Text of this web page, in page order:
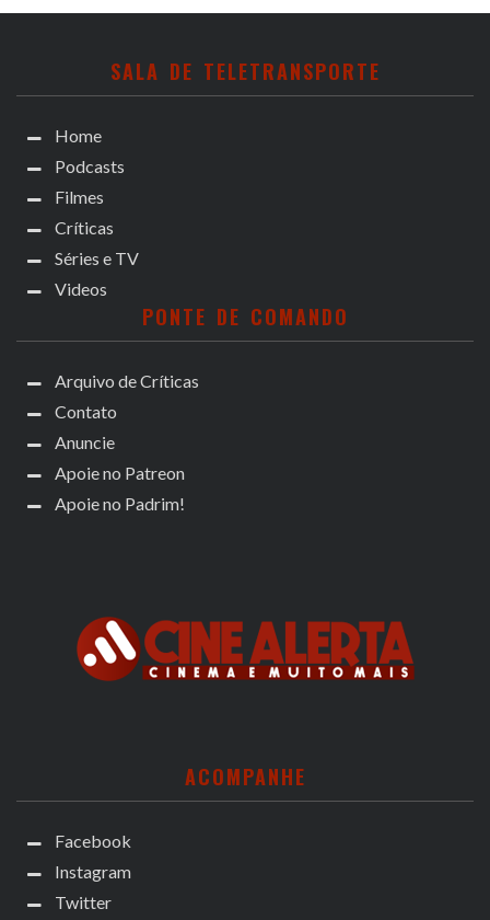
SALA DE TELETRANSPORTE
Home
Podcasts
Filmes
Críticas
Séries e TV
Videos
PONTE DE COMANDO
Arquivo de Críticas
Contato
Anuncie
Apoie no Patreon
Apoie no Padrim!
ACOMPANHE
Facebook
Instagram
Twitter